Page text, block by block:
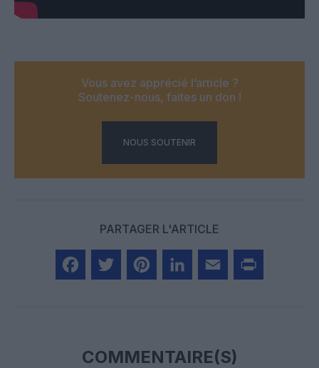
Vous avez apprécié l’article ?
Soutenez-nous, faites un don !
NOUS SOUTENIR
PARTAGER L'ARTICLE
COMMENTAIRE(S)